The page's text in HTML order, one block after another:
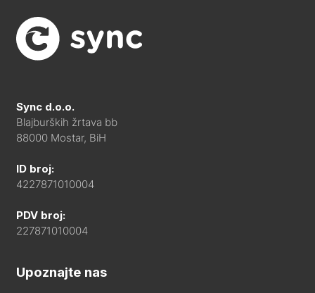
Sync d.o.o.
Blajburških žrtava bb
88000 Mostar, BiH
ID broj:
4227871010004
PDV broj:
227871010004
Upoznajte nas